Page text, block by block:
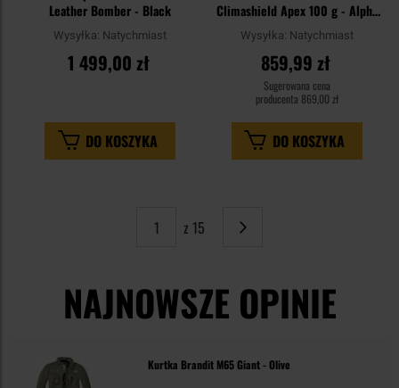
Leather Bomber - Black
Wysyłka: Natychmiast
1 499,00 zł
DO KOSZYKA
Climashield Apex 100 g - Alpha
Green
Wysyłka: Natychmiast
859,99 zł
Sugerowana cena
producenta 869,00 zł
DO KOSZYKA
z 15
Strona
Następne
NAJNOWSZE OPINIE
Kurtka Brandit M65 Giant - Olive